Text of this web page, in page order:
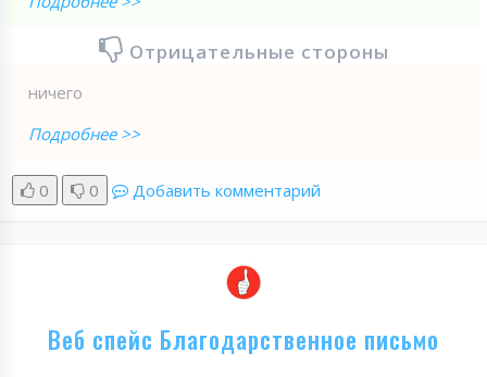
Отрицательные стороны
ничего
Подробнее >>
0 0 Добавить комментарий
Веб спейс Благодарственное письмо